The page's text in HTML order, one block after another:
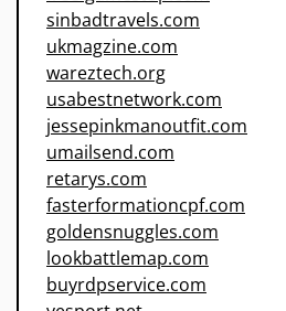
sinbadtravels.com
ukmagzine.com
wareztech.org
usabestnetwork.com
jessepinkmanoutfit.com
umailsend.com
retarys.com
fasterformationcpf.com
goldensnuggles.com
lookbattlemap.com
buyrdpservice.com